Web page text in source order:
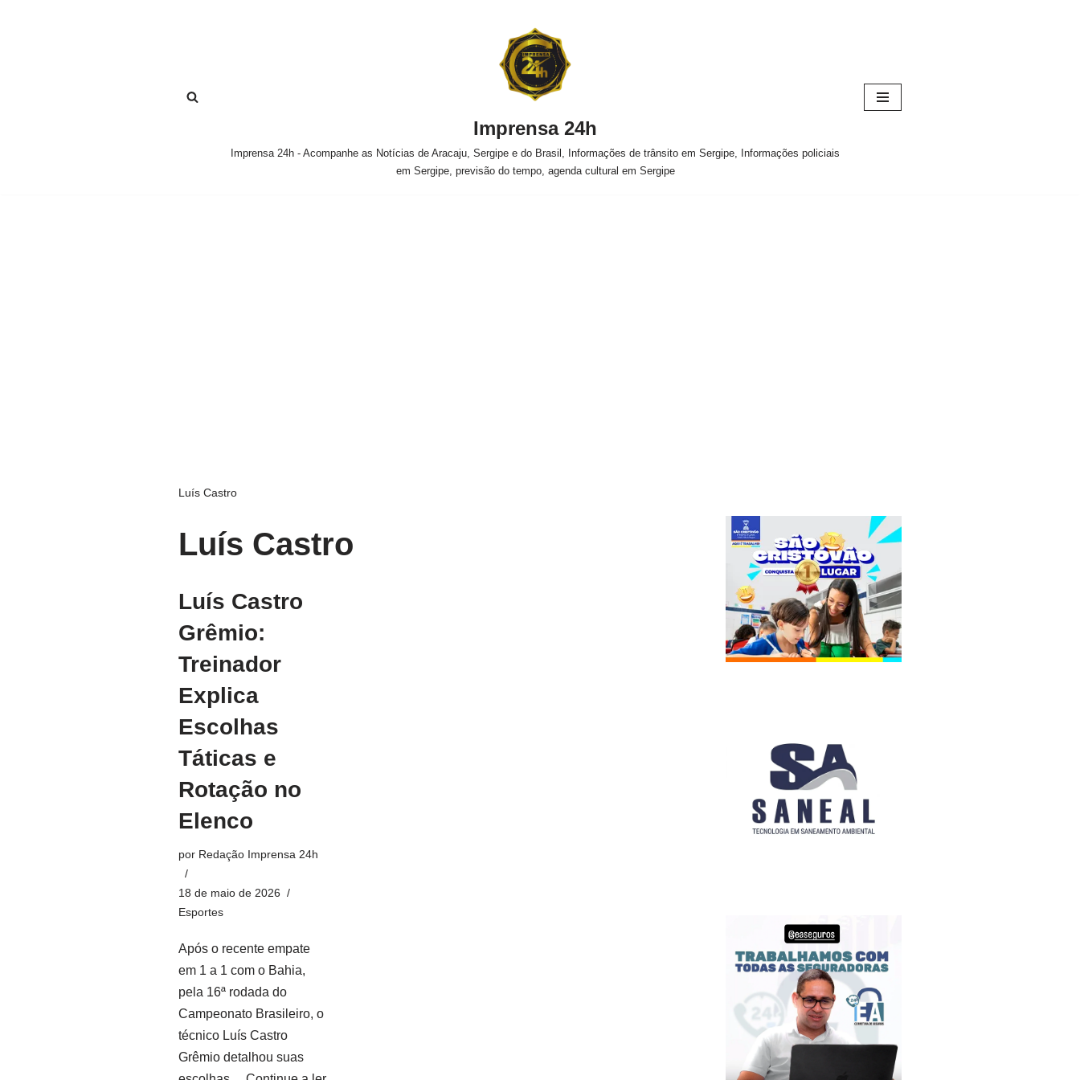
Imprensa 24h
Imprensa 24h - Acompanhe as Notícias de Aracaju, Sergipe e do Brasil, Informações de trânsito em Sergipe, Informações policiais
em Sergipe, previsão do tempo, agenda cultural em Sergipe
Luís Castro
Luís Castro
Luís Castro
Grêmio:
Treinador
Explica
Escolhas
Táticas e
Rotação no
Elenco
por Redação Imprensa 24h
18 de maio de 2026
Esportes
Após o recente empate
em 1 a 1 com o Bahia,
pela 16ª rodada do
Campeonato Brasileiro, o
técnico Luís Castro
Grêmio detalhou suas